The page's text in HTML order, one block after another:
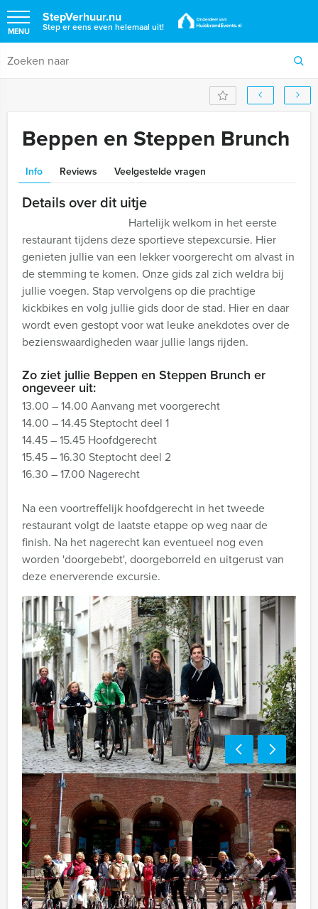
StepVerhuur.nu
Step er eens even helemaal uit!
MENU
Beppen en Steppen Brunch
Info Reviews Veelgestelde vragen
Details over dit uitje
Hartelijk welkom in het eerste
restaurant tijdens deze sportieve stepexcursie. Hier
genieten jullie van een lekker voorgerecht om alvast in
de stemming te komen. Onze gids zal zich weldra bij
jullie voegen. Stap vervolgens op die prachtige
kickbikes en volg jullie gids door de stad. Hier en daar
wordt even gestopt voor wat leuke anekdotes over de
bezienswaardigheden waar jullie langs rijden.
Zo ziet jullie Beppen en Steppen Brunch er
ongeveer uit:
13.00 – 14.00 Aanvang met voorgerecht
14.00 – 14.45 Steptocht deel 1
14.45 – 15.45 Hoofdgerecht
15.45 – 16.30 Steptocht deel 2
16.30 – 17.00 Nagerecht
Na een voortreffelijk hoofdgerecht in het tweede
restaurant volgt de laatste etappe op weg naar de
finish. Na het nagerecht kan eventueel nog even
worden 'doorgebebt', doorgeborreld en uitgerust van
deze enerverende excursie.
Voordelen:
Zeer afwisselend groepsuitje of bedrijfsuitje
Rondleiding en culinaire bezoekjes gecombineerd
Geschikt voor kleine en grotere groepen
In elke stad in Nederland of Vlaanderen te boeken